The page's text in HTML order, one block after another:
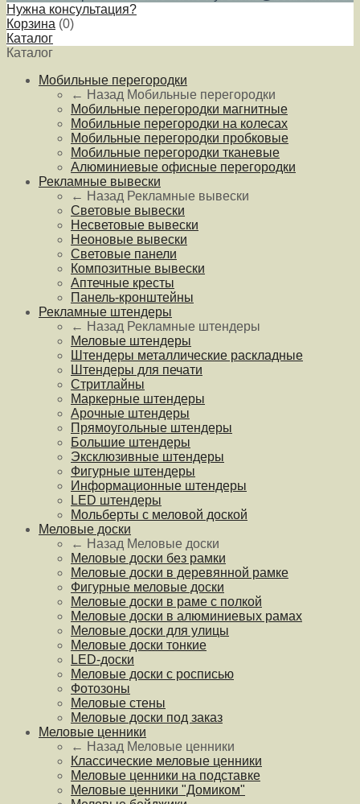
Нужна консультация?
Корзина (0)
Каталог
Каталог
Мобильные перегородки
← Назад Мобильные перегородки
Мобильные перегородки магнитные
Мобильные перегородки на колесах
Мобильные перегородки пробковые
Мобильные перегородки тканевые
Алюминиевые офисные перегородки
Рекламные вывески
← Назад Рекламные вывески
Световые вывески
Несветовые вывески
Неоновые вывески
Световые панели
Композитные вывески
Аптечные кресты
Панель-кронштейны
Рекламные штендеры
← Назад Рекламные штендеры
Меловые штендеры
Штендеры металлические раскладные
Штендеры для печати
Стритлайны
Маркерные штендеры
Арочные штендеры
Прямоугольные штендеры
Большие штендеры
Эксклюзивные штендеры
Фигурные штендеры
Информационные штендеры
LED штендеры
Мольберты с меловой доской
Меловые доски
← Назад Меловые доски
Меловые доски без рамки
Меловые доски в деревянной рамке
Фигурные меловые доски
Меловые доски в раме с полкой
Меловые доски в алюминиевых рамах
Меловые доски для улицы
Меловые доски тонкие
LED-доски
Меловые доски с росписью
Фотозоны
Меловые стены
Меловые доски под заказ
Меловые ценники
← Назад Меловые ценники
Классические меловые ценники
Меловые ценники на подставке
Меловые ценники "Домиком"